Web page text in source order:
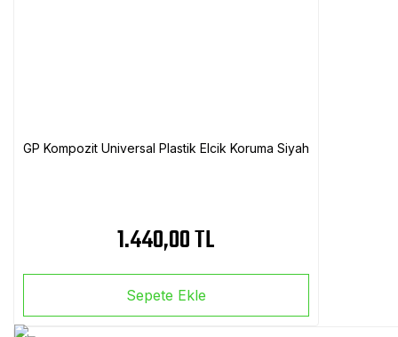
GP Kompozit Universal Plastik Elcik Koruma Siyah
1.440,00 TL
Sepete Ekle